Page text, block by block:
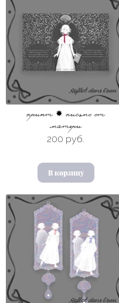
принт ✸ письмо от
матери
200 руб.
В корзину